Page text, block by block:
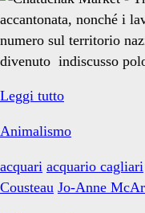
genova</
accantonata, nonché i
numero sul territorio
divenuto indiscusso
Leggi tuttoPesci
acquari
vuoti
Animalismo
acquari acquario cagliari
Cousteau Jo-Anne